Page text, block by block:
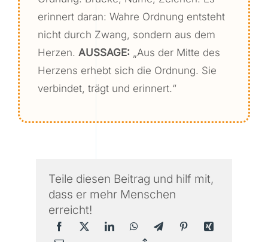
erinnert daran: Wahre Ordnung entsteht
nicht durch Zwang, sondern aus dem
Herzen. AUSSAGE:„Aus der Mitte des
Herzens erhebt sich die Ordnung. Sie
verbindet, trägt und erinnert.“
Teile diesen Beitrag und hilf mit,
dass er mehr Menschen
erreicht!